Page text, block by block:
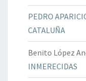
PEDRO
CATALUÑA
Benito López
INMERECIDAS